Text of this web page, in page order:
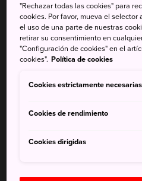
en el corazón deShimoda
.
celebraron estas
Cómo llegar
El templo Ryosenji está a 10
Si vienes desde Tokio, toma el
estación de JR Atami, a unos
toma la línea JR Ito hasta la
la estación de Shimoda.
"Rechazar todas las cookies" para
cookies. Por favor, mueva el
el uso de una parte de nuestras
retirar su consentimiento en
"Configuración de cookies" en el
cookies". Política de cookies
Cookies estrictamente necesarias
Cookies de rendimiento
Cookies dirigidas